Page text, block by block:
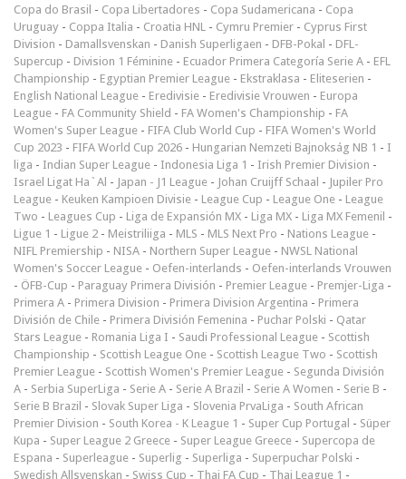
Copa do Brasil - Copa Libertadores - Copa Sudamericana - Copa
Uruguay - Coppa Italia - Croatia HNL - Cymru Premier - Cyprus First
Division - Damallsvenskan - Danish Superligaen - DFB-Pokal - DFL-
Supercup - Division 1 Féminine - Ecuador Primera Categoría Serie A - EFL
Championship - Egyptian Premier League - Ekstraklasa - Eliteserien -
English National League - Eredivisie - Eredivisie Vrouwen - Europa
League - FA Community Shield - FA Women's Championship - FA
Women's Super League - FIFA Club World Cup - FIFA Women's World
Cup 2023 - FIFA World Cup 2026 - Hungarian Nemzeti Bajnokság NB 1 - I
liga - Indian Super League - Indonesia Liga 1 - Irish Premier Division -
Israel Ligat Ha`Al - Japan - J1 League - Johan Cruijff Schaal - Jupiler Pro
League - Keuken Kampioen Divisie - League Cup - League One - League
Two - Leagues Cup - Liga de Expansión MX - Liga MX - Liga MX Femenil -
Ligue 1 - Ligue 2 - Meistriliiga - MLS - MLS Next Pro - Nations League -
NIFL Premiership - NISA - Northern Super League - NWSL National
Women's Soccer League - Oefen-interlands - Oefen-interlands Vrouwen
- ÖFB-Cup - Paraguay Primera División - Premier League - Premjer-Liga -
Primera A - Primera Division - Primera Division Argentina - Primera
División de Chile - Primera División Femenina - Puchar Polski - Qatar
Stars League - Romania Liga I - Saudi Professional League - Scottish
Championship - Scottish League One - Scottish League Two - Scottish
Premier League - Scottish Women's Premier League - Segunda División
A - Serbia SuperLiga - Serie A - Serie A Brazil - Serie A Women - Serie B -
Serie B Brazil - Slovak Super Liga - Slovenia PrvaLiga - South African
Premier Division - South Korea - K League 1 - Super Cup Portugal - Süper
Kupa - Super League 2 Greece - Super League Greece - Supercopa de
Espana - Superleague - Superlig - Superliga - Superpuchar Polski -
Swedish Allsvenskan - Swiss Cup - Thai FA Cup - Thai League 1 -